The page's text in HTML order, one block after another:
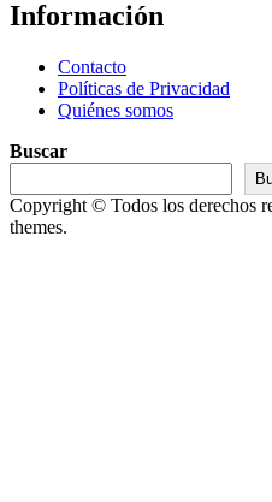
Información
Contacto
Políticas de Privacidad
Quiénes somos
Buscar
Copyright © Todos los derechos
themes.